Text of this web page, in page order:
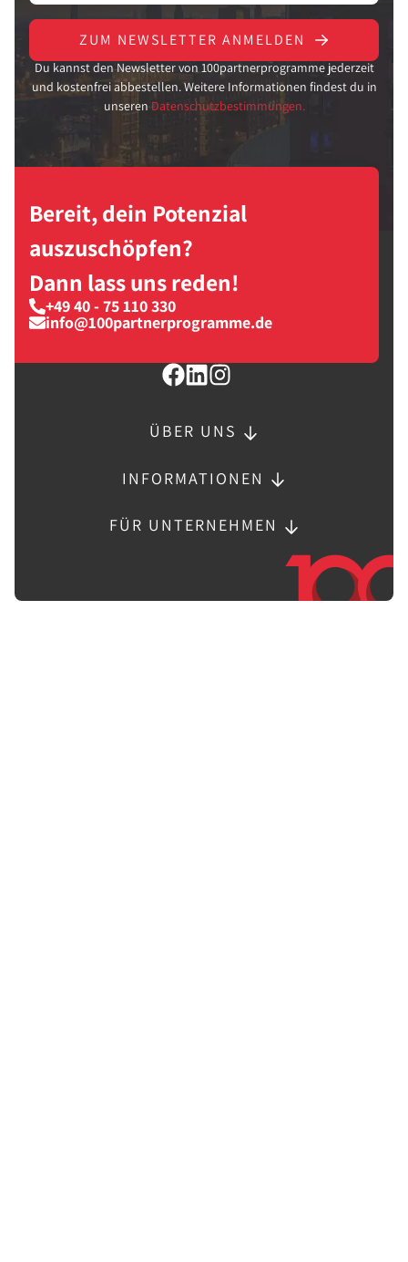
ZUM NEWSLETTER ANMELDEN
Du kannst den Newsletter von 100partnerprogramme jederzeit
und kostenfrei abbestellen. Weitere Informationen findest du in
unseren Datenschutzbestimmungen.
Bereit, dein Potenzial
auszuschöpfen?
Dann lass uns reden!
+49 40 - 75 110 330
info@100partnerprogramme.de
ÜBER UNS
INFORMATIONEN
FÜR UNTERNEHMEN